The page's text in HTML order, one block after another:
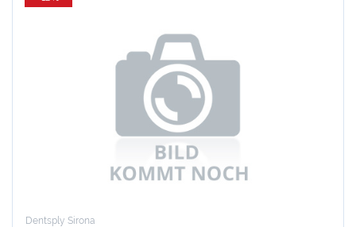
Dentsply Sirona